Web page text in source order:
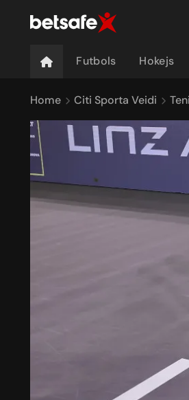
Futbols Hokejs
Home Citi Sporta Veidi